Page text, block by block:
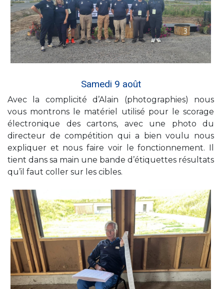
Samedi 9 août
Avec la complicité d’Alain (photographies) nous
vous montrons le matériel utilisé pour le scorage
électronique des cartons, avec une photo du
directeur de compétition qui a bien voulu nous
expliquer et nous faire voir le fonctionnement.
tient dans sa main une bande d’étiquettes résultats
qu’il faut coller sur les cibles.